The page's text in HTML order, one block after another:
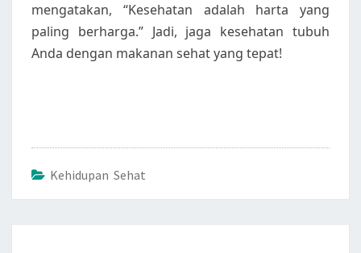
mengatakan, “Kesehatan adalah harta yang
paling berharga.” Jadi, jaga kesehatan tubuh
Anda dengan makanan sehat yang tepat!
Kehidupan Sehat